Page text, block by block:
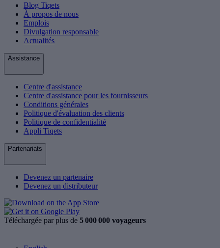
Blog Tiqets
À propos de nous
Emplois
Divulgation responsable
Actualités
Assistance
Centre d'assistance
Centre d'assistance pour les fournisseurs
Conditions générales
Politique d'évaluation des clients
Politique de confidentialité
Appli Tiqets
Partenariats
Devenez un partenaire
Devenez un distributeur
Téléchargée par plus de 5 000 000 voyageurs